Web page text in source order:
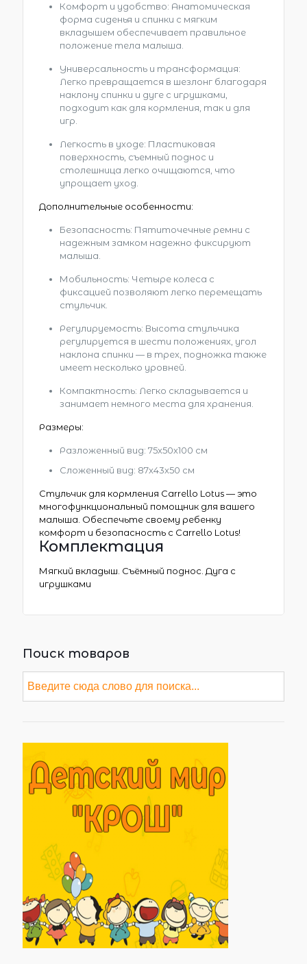
Комфорт и удобство: Анатомическая
форма сиденья и спинки с мягким
вкладышем обеспечивает правильное
положение тела малыша.
Универсальность и трансформация:
Легко превращается в шезлонг благодаря
наклону спинки и дуге с игрушками,
подходит как для кормления, так и для
игр.
Легкость в уходе: Пластиковая
поверхность, съемный поднос и
столешница легко очищаются, что
упрощает уход.
Дополнительные особенности:
Безопасность: Пятиточечные ремни с
надежным замком надежно фиксируют
малыша.
Мобильность: Четыре колеса с
фиксацией позволяют легко перемещать
стульчик.
Регулируемость: Высота стульчика
регулируется в шести положениях, угол
наклона спинки — в трех, подножка также
имеет несколько уровней.
Компактность: Легко складывается и
занимает немного места для хранения.
Размеры:
Разложенный вид: 75х50х100 см
Сложенный вид: 87х43х50 см
Стульчик для кормления Carrello Lotus — это
многофункциональный помощник для вашего
малыша. Обеспечьте своему ребенку
комфорт и безопасность с Carrello Lotus!
Комплектация
Мягкий вкладыш. Съёмный поднос. Дуга с
игрушками
Поиск товаров